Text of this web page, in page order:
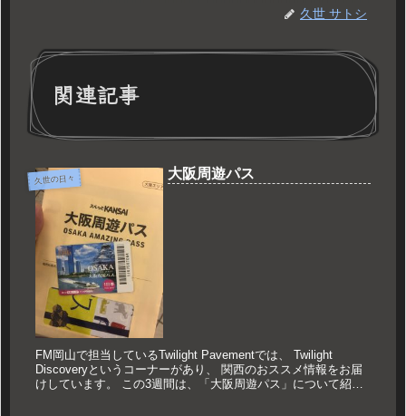
久世 サトシ
関連記事
久世の日々 大阪周遊パス
FM岡山で担当しているTwilight Pavementでは、 Twilight
Discoveryというコーナーがあり、 関西のおススメ情報をお届
けしています。 この3週間は、「大阪周遊パス」について紹介